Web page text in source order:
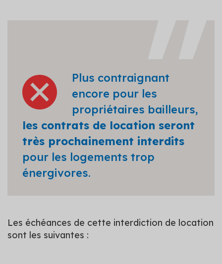
Plus contraignant
encore pour les
propriétaires bailleurs,
les contrats de location seront
très prochainement interdits
pour les logements trop
énergivores.
Les échéances de cette interdiction de location
sont les suivantes :